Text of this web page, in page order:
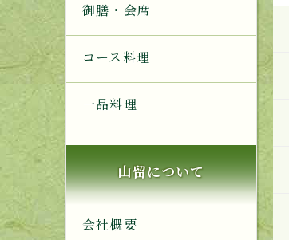
御膳・会席
コース料理
一品料理
山留について
会社概要